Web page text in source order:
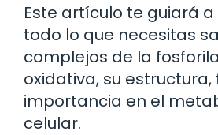
Este artículo te guiará
todo lo que necesitas
complejos de la
oxidativa, su estructura,
importancia en el
celular.